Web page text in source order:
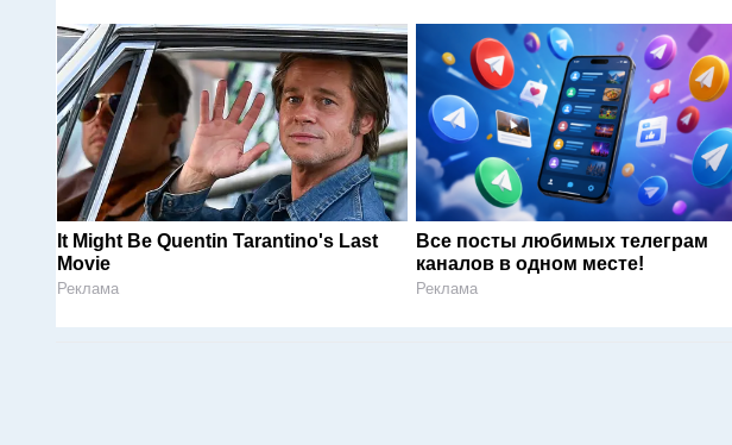
It Might Be Quentin Tarantino's Last
Movie
Реклама
Все посты любимых телеграм
каналов в одном месте!
Реклама